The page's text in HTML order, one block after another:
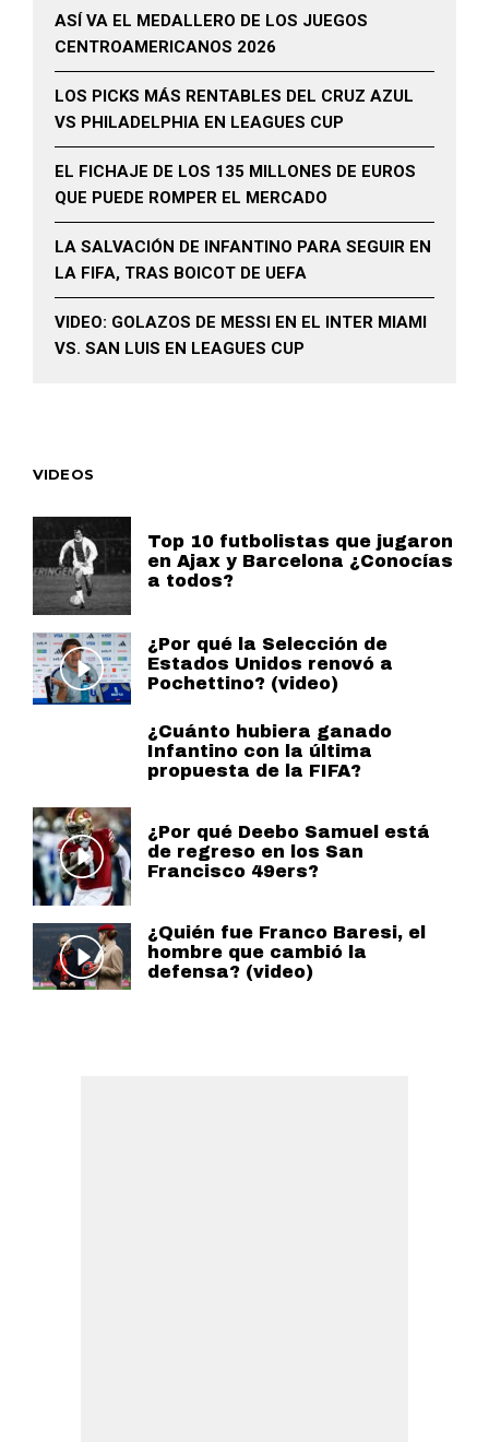
ASÍ VA EL MEDALLERO DE LOS JUEGOS
CENTROAMERICANOS 2026
LOS PICKS MÁS RENTABLES DEL CRUZ AZUL
VS PHILADELPHIA EN LEAGUES CUP
EL FICHAJE DE LOS 135 MILLONES DE EUROS
QUE PUEDE ROMPER EL MERCADO
LA SALVACIÓN DE INFANTINO PARA SEGUIR EN
LA FIFA, TRAS BOICOT DE UEFA
VIDEO: GOLAZOS DE MESSI EN EL INTER MIAMI
VS. SAN LUIS EN LEAGUES CUP
VIDEOS
Top 10 futbolistas que jugaron
en Ajax y Barcelona ¿Conocías
a todos?
¿Por qué la Selección de
Estados Unidos renovó a
Pochettino? (video)
¿Cuánto hubiera ganado
Infantino con la última
propuesta de la FIFA?
¿Por qué Deebo Samuel está
de regreso en los San
Francisco 49ers?
¿Quién fue Franco Baresi, el
hombre que cambió la
defensa? (video)